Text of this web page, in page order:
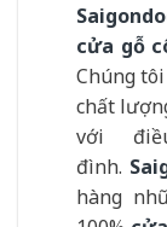
cửa gỗ
Chúng
chất
với
đình.
hàng